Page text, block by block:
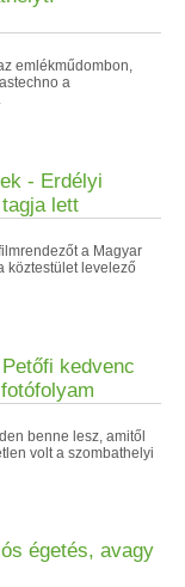
emlékműdombon,
a
- Erdélyi
lett
a Magyar
köztestület levelező
kedvenc
benne lesz, amitől
volt a szombathelyi
égetés, avagy